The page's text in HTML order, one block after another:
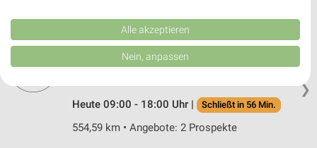
❯
NKD Ottobeuren
Bahnhofstr. 38
Heute 09:00 - 18:00 Uhr |
Schließt in 56 Min.
554,59 km • Angebote: 2 Prospekte
Kombinationen von Daten aus verschiedenen Quellen. Entwicklung und
Verbesserung der Angebote. Verwendung reduzierter Daten zur Auswahl
von Inhalten.
Daten können außerhalb der Europäischen Union weitergegeben und in die
USA gesendet werden.
Website/App.
Partnerliste anzeigen (1 IAB-Anbieter)
Wir nutzen Ihre Daten für folgende Zwecke:
Alle akzeptieren
Nein, anpassen